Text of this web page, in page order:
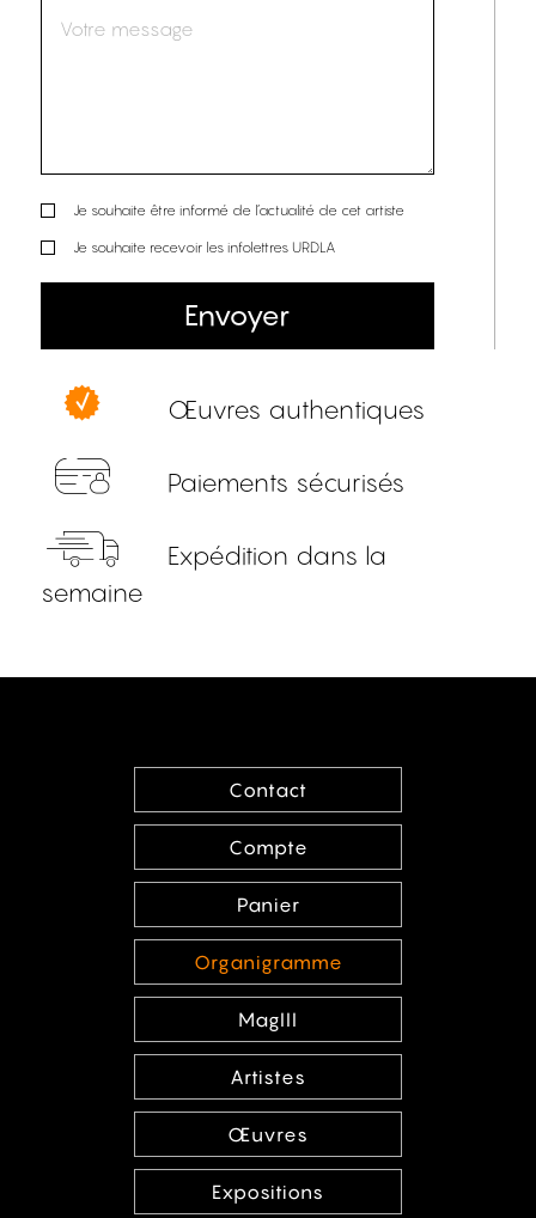
Je souhaite être informé de l’actualité de cet artiste
Je souhaite recevoir les infolettres URDLA
Envoyer
Œuvres authentiques
Paiements sécurisés
Expédition dans la
semaine
Contact
Compte
Panier
Organigramme
MagIII
Artistes
Œuvres
Expositions